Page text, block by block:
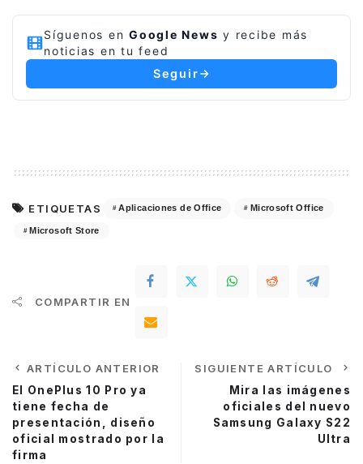
Síguenos en Google News y recibe más
noticias en tu feed
Seguir
ETIQUETAS Aplicaciones de Office Microsoft Office
Microsoft Store
COMPARTIR EN
ARTÍCULO ANTERIOR
El OnePlus 10 Pro ya
tiene fecha de
presentación, diseño
oficial mostrado por la
firma
SIGUIENTE ARTÍCULO
Mira las imágenes
oficiales del nuevo
Samsung Galaxy S22
Ultra